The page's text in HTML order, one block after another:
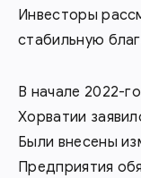
Инвесторы
стабильную
В начале 2022-
Хорватии
Были внесены
Предприятия